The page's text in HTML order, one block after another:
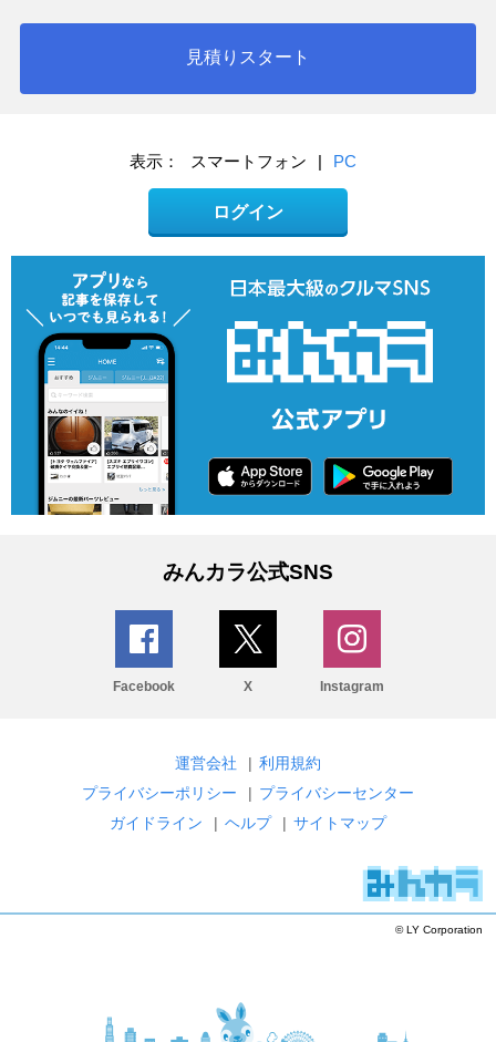
見積りスタート
表示： スマートフォン | PC
ログイン
みんカラ公式SNS
Facebook X Instagram
運営会社 | 利用規約
プライバシーポリシー
| プライバシーセンター
ガイドライン
| ヘルプ | サイトマップ
© LY Corporation